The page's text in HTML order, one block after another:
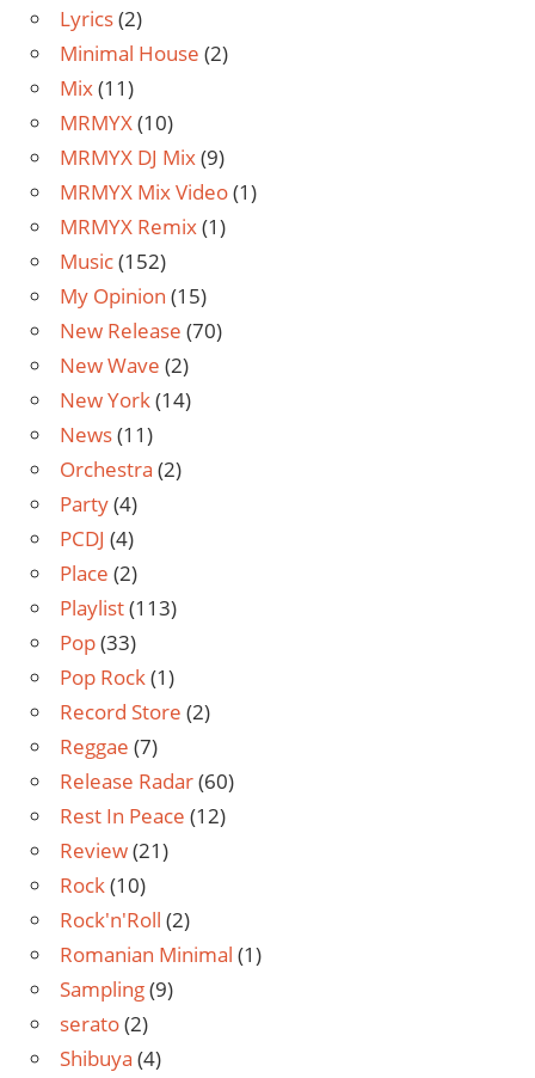
Lyrics(2)
Minimal House (2)
Mix(11)
MRMYX(10)
MRMYX DJ Mix(9)
MRMYX Mix Video(1)
MRMYX Remix(1)
Music(152)
My Opinion (15)
New Release (70)
New Wave (2)
New York(14)
News(11)
Orchestra (2)
Party(4)
PCDJ (4)
Place (2)
Playlist(113)
Pop(33)
Pop Rock(1)
Record Store (2)
Reggae (7)
Release Radar(60)
Rest In Peace (12)
Review(21)
Rock(10)
Rock'n'Roll (2)
Romanian Minimal (1)
Sampling(9)
serato(2)
Shibuya (4)